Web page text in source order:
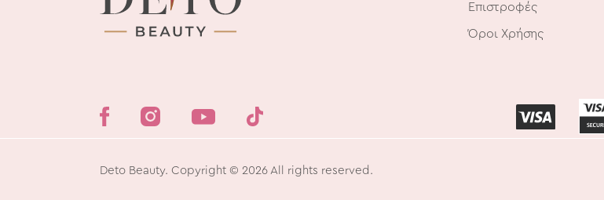
Επιστροφές
Όροι Χρήσης
Deto Beauty. Copyright © 2026 All rights reserved.